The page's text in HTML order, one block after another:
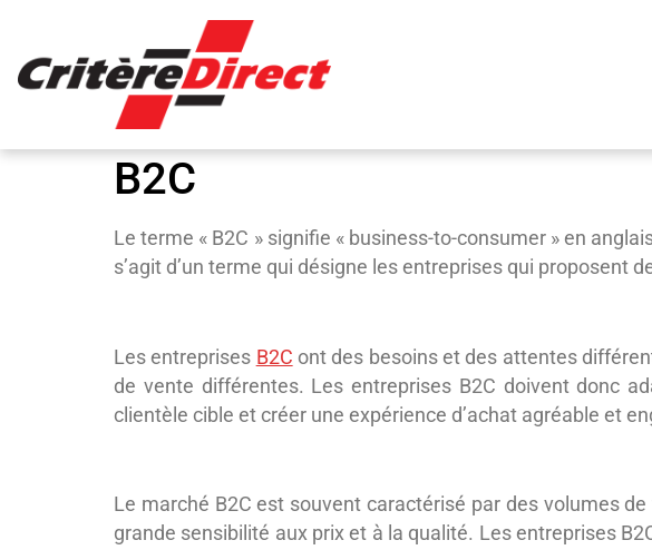
B2C
Le terme « B2C » signifie « business-to-consumer » en
s’agit d’un terme qui désigne les entreprises qui
Les entreprises B2C ont des besoins et des attentes
de vente différentes. Les entreprises B2C doivent donc
clientèle cible et créer une expérience d’achat agréable et
Le marché B2C est souvent caractérisé par des volumes
grande sensibilité aux prix et à la qualité. Les entreprises
Panneau de gestion des cookies